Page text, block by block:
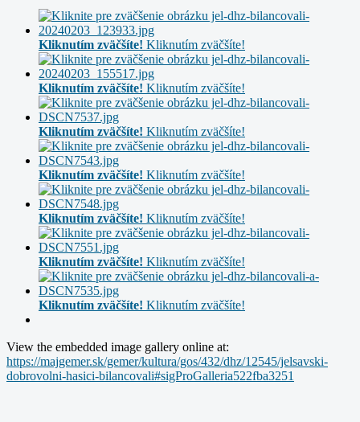
Kliknutím zväčšíte! Kliknutím zväčšíte!
Kliknutím zväčšíte! Kliknutím zväčšíte!
Kliknutím zväčšíte! Kliknutím zväčšíte!
Kliknutím zväčšíte! Kliknutím zväčšíte!
Kliknutím zväčšíte! Kliknutím zväčšíte!
Kliknutím zväčšíte! Kliknutím zväčšíte!
Kliknutím zväčšíte! Kliknutím zväčšíte!
View the embedded image gallery online at:
https://majgemer.sk/gemer/kultura/gos/432/dhz/12545/jelsavski-
dobrovolni-hasici-bilancovali#sigProGalleria522fba3251